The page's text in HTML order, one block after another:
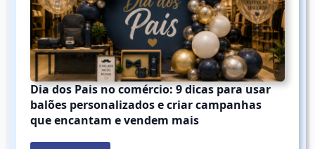
Dia dos Pais no comércio: 9 dicas para usar
balões personalizados e criar campanhas
que encantam e vendem mais